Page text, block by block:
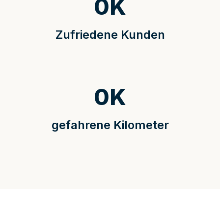
Zufriedene Kunden
0K
gefahrene Kilometer
0K